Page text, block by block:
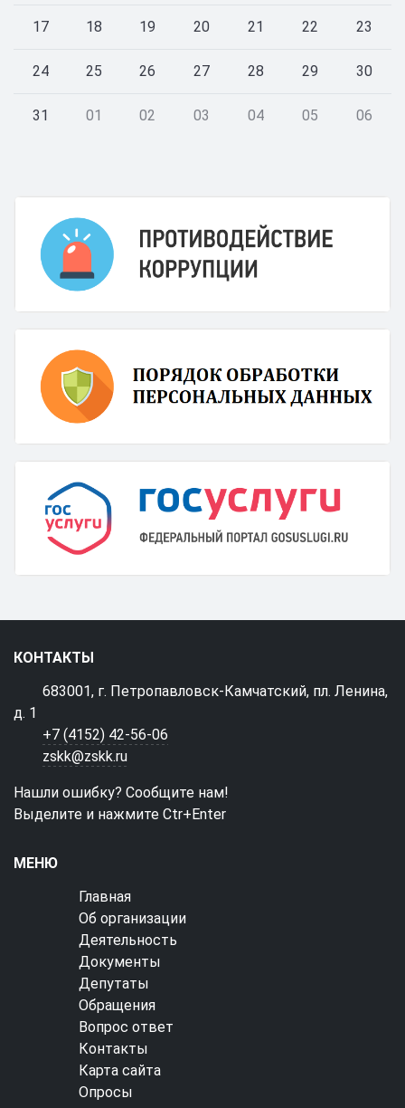
17 18 19 20 21 22 23
24 25 26 27 28 29 30
31 01 02 03 04 05 06
КОНТАКТЫ
683001, г. Петропавловск-Камчатский, пл. Ленина,
д. 1
+7 (4152) 42-56-06
zskk@zskk.ru
Нашли ошибку? Сообщите нам!
Выделите и нажмите Ctr+Enter
МЕНЮ
Главная
Об организации
Деятельность
Документы
Депутаты
Обращения
Вопрос ответ
Контакты
Карта сайта
Опросы